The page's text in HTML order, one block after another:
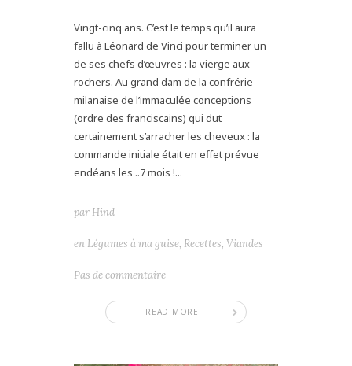
Vingt-cinq ans. C’est le temps qu’il aura
fallu à Léonard de Vinci pour terminer un
de ses chefs d’œuvres : la vierge aux
rochers. Au grand dam de la confrérie
milanaise de l’immaculée conceptions
(ordre des franciscains) qui dut
certainement s’arracher les cheveux : la
commande initiale était en effet prévue
endéans les ..7 mois !...
READ MORE
par Hind
en Légumes à ma guise, Recettes, Viandes
Pas de commentaire